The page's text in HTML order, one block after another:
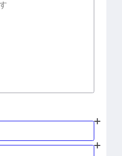
C言語
PHP
LPIC
LinuC
スキルアップ